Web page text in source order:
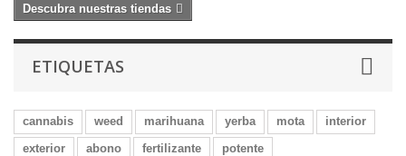
Descubra nuestras tiendas
ETIQUETAS
cannabis weed marihuana yerba mota
interior
exterior
abono fertilizante potente